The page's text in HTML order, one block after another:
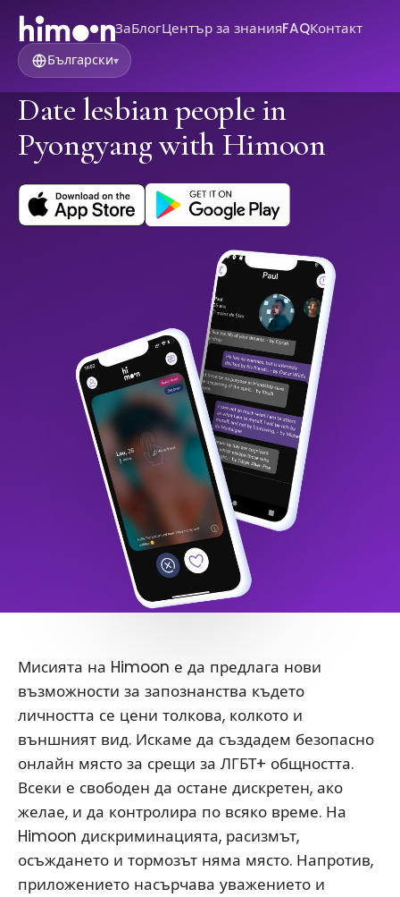
ЗаБлогЦентър за знанияFAQКонтакт
Български▾
Date lesbian people in
Pyongyang with Himoon
Мисията на Himoon е да предлага нови
възможности за запознанства където
личността се цени толкова, колкото и
външният вид. Искаме да създадем безопасно
онлайн място за срещи за ЛГБТ+ общността.
Всеки е свободен да остане дискретен, ако
желае, и да контролира по всяко време. На
Himoon дискриминацията, расизмът,
осъждането и тормозът няма място. Напротив,
приложението насърчава уважението и